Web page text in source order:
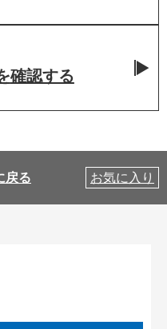
確認する
戻る お気に入り